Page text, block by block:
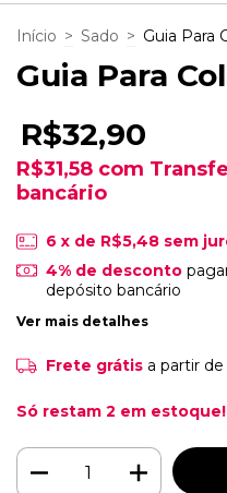
Início > Sado > Guia Para
Guia Para
R$32,90
R$31,58 com
bancário
6 x de R$5,48 sem
4% de desconto
depósito bancário
Ver mais detalhes
Frete grátis a partir de
Só restam 2 em estoque!